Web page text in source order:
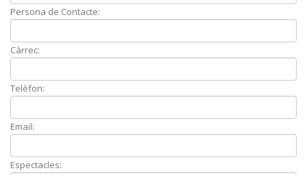
Persona de Contacte:
Càrrec:
Telèfon:
Email:
Espectacles: